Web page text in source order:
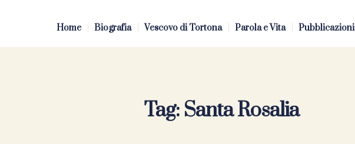
Home Biografia Vescovo di Tortona Parola e Vita Pubblicazioni
Tag: Santa Rosalia